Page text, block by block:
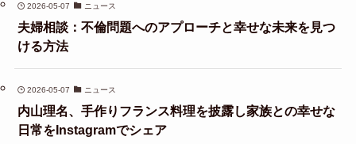
2026-05-07 ニュース
夫婦相談：不倫問題へのアプローチと幸せな未来を見つ
ける方法
2026-05-07 ニュース
内山理名、手作りフランス料理を披露し家族との幸せな
日常をInstagramでシェア